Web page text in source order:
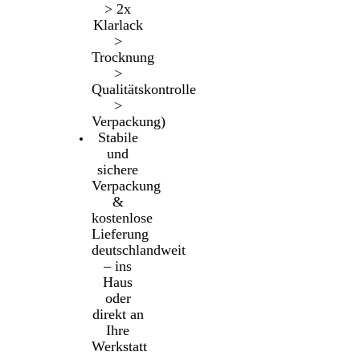
> 2x
Klarlack
>
Trocknung
>
Qualitätskontrolle
>
Verpackung)
Stabile
und
sichere
Verpackung
&
kostenlose
Lieferung
deutschlandweit
– ins
Haus
oder
direkt an
Ihre
Werkstatt